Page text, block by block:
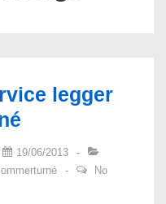
legger
19/06/2013
No